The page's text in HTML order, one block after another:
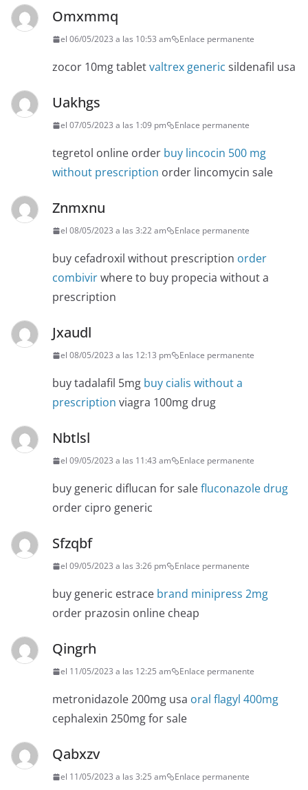
Omxmmq
el 06/05/2023 a las 10:53 am Enlace permanente
zocor 10mg tabletvaltrex generic sildenafil usa
Uakhgs
el 07/05/2023 a las 1:09 pm Enlace permanente
tegretol online order buy lincocin 500 mg
without prescription order lincomycin sale
Znmxnu
el 08/05/2023 a las 3:22 am Enlace permanente
buy cefadroxil without prescription order
combivirwhere to buy propecia without a
prescription
Jxaudl
el 08/05/2023 a las 12:13 pm Enlace permanente
buy tadalafil 5mg buy cialis without a
prescription viagra 100mg drug
Nbtlsl
el 09/05/2023 a las 11:43 am Enlace permanente
buy generic diflucan for salefluconazole drug
order cipro generic
Sfzqbf
el 09/05/2023 a las 3:26 pm Enlace permanente
buy generic estrace brand minipress 2mg
order prazosin online cheap
Qingrh
el 11/05/2023 a las 12:25 am Enlace permanente
metronidazole 200mg usa oral flagyl 400mg
cephalexin 250mg for sale
Qabxzv
el 11/05/2023 a las 3:25 am Enlace permanente